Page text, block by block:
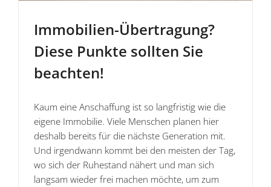
Immobilien-Übertragung?
Diese Punkte sollten Sie
beachten!
Kaum eine Anschaffung ist so langfristig wie die
eigene Immobilie. Viele Menschen planen hier
deshalb bereits für die nächste Generation mit.
Und irgendwann kommt bei den meisten der Tag,
wo sich der Ruhestand nähert und man sich
langsam wieder frei machen möchte, um zum